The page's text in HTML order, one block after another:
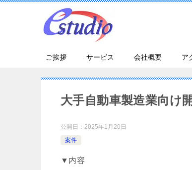
ご挨拶 サービス 会社概要 ア
大手自動車製造業向け
公開日： 2025年1月20日
案件
▼内容